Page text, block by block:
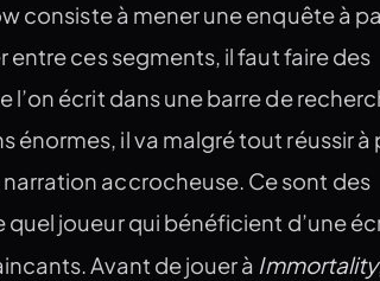
consiste à mener une enquête à
ces segments, il faut faire des
écrit dans une barre de
énormes, il va malgré tout réussir à
accrocheuse. Ce sont des
joueur qui bénéficient d’une
Avant de jouer à Immortality